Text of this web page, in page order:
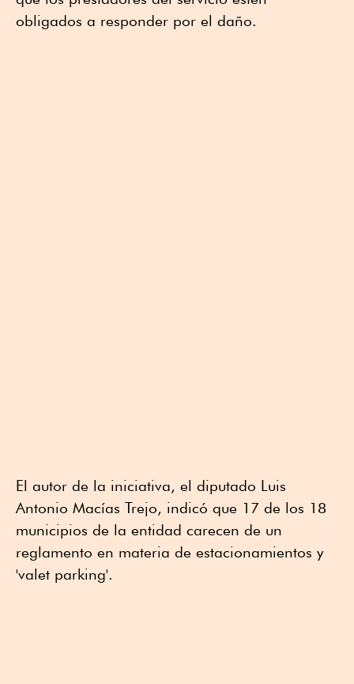
obligados a responder por el daño.
El autor de la iniciativa, el diputado Luis
Antonio Macías Trejo, indicó que 17 de los 18
municipios de la entidad carecen de un
reglamento en materia de estacionamientos y
'valet parking'.